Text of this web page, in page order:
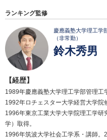
ランキング監修
慶應義塾大学理工学
（非常勤）
鈴木秀男
【経歴】
1989年慶應義塾大学理工学部管理工
1992年ロチェスター大学経営大学院
1996年東京工業大学大学院理工学
学）取得。
1996年筑波大学社会工学系・講師。